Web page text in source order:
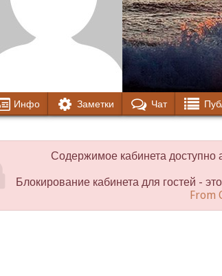
Инфо Заметки Чат
Содержимое кабинета доступно
Блокирование кабинета для гостей -
From